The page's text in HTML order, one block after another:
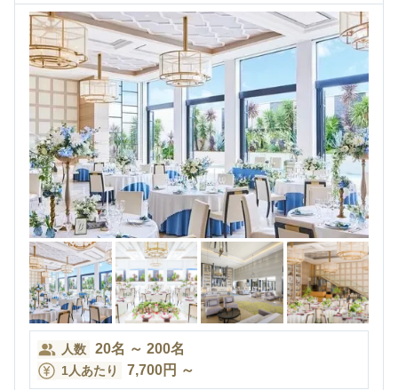
人数 20名 ～ 200名
1人あたり 7,700円 ～